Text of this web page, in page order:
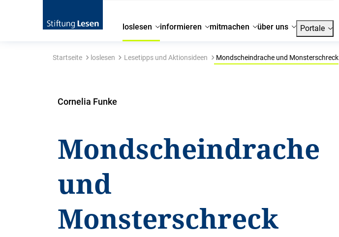
loslesen informieren mitmachen über uns Portale
Startseite loslesen Lesetipps und Aktionsideen Mondscheindrache und Monsterschreck
Cornelia Funke
Mondscheindrache
und
Monsterschreck